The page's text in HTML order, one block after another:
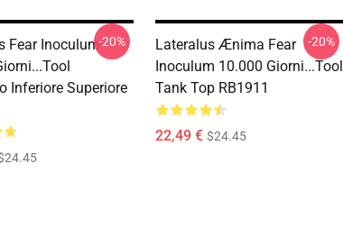
Fear Inoculum
Inferiore Superiore
-20%
Lateralus Ænima Fear
Inoculum 10.000 Giorni...tool
Tank Top RB1911
22,49 € $24.45
-20%